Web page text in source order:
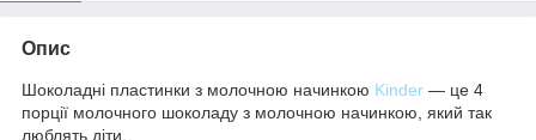
Опис
Шоколадні пластинки з молочною начинкою Kinder — це 4
порції молочного шоколаду з молочною начинкою, який так
люблять діти.